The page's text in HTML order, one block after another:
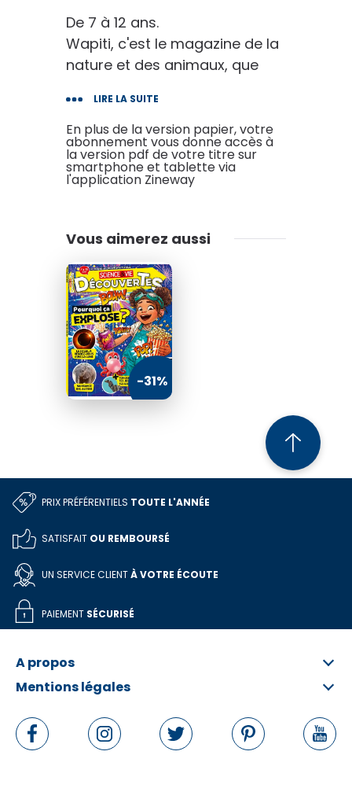
De 7 à 12 ans.
Wapiti, c'est le magazine de la
nature et des animaux, que
développe la relation entre
l'enfant et le monde du vivant
par l'émerveillement et par la
connaissance. Réalisé par des
journalistes scientifiques
chaque mois des reportages
nature, et l'environnement.
Avec Wapiti, votre enfant se
projette dans l'avenir de la
planète avec optimisme,
passion et plaisir !
LIRE LA SUITE
En plus de la version papier, votre
abonnement vous donne accès à
la version pdf de votre titre sur
smartphone et tablette via
l'application Zineway
Vous aimerez aussi
-31%
PRIX PRÉFÉRENTIELS TOUTE L'ANNÉE
SATISFAIT OU REMBOURSÉ
UN SERVICE CLIENTÀ VOTRE ÉCOUTE
PAIEMENT SÉCURISÉ
A propos
Qui sommes-nous ?
Contactez-nous
Rétractation en ligne
Mentions légales
Conditions Générales
Politique de données personnelles